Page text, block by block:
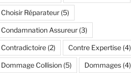
Choisir Réparateur(5)
Condamnation Assureur(3)
Contradictoire(2) Contre Expertise(4)
Dommage Collision(5) Dommages(4)